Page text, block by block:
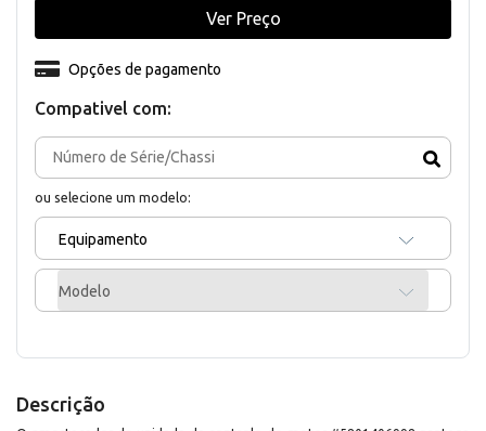
Compativel com:
ou selecione um modelo:
Equipamento
Modelo
Opções de pagamento
Ver Preço
Descrição